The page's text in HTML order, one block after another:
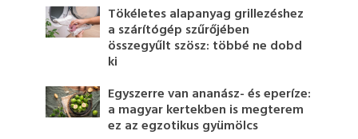
Tökéletes alapanyag grillezéshez
a szárítógép szűrőjében
összegyűlt szösz: többé ne dobd
ki
Egyszerre van ananász- és eperíze:
a magyar kertekben is megterem
ez az egzotikus gyümölcs